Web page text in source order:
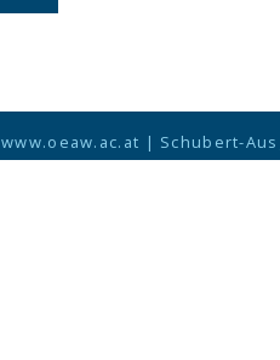
www.oeaw.ac.at | Schubert-